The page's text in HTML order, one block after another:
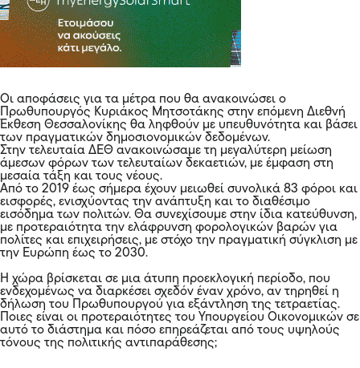
Οι αποφάσεις για τα μέτρα που θα ανακοινώσει ο
Πρωθυπουργός Κυριάκος Μητσοτάκης στην επόμενη Διεθνή
Έκθεση Θεσσαλονίκης θα ληφθούν με υπευθυνότητα και βάσει
των πραγματικών δημοσιονομικών δεδομένων.
Στην τελευταία ΔΕΘ ανακοινώσαμε τη μεγαλύτερη μείωση
άμεσων φόρων των τελευταίων δεκαετιών, με έμφαση στη
μεσαία τάξη και τους νέους.
Από το 2019 έως σήμερα έχουν μειωθεί συνολικά 83 φόροι και
εισφορές, ενισχύοντας την ανάπτυξη και το διαθέσιμο
εισόδημα των πολιτών. Θα συνεχίσουμε στην ίδια κατεύθυνση,
με προτεραιότητα την ελάφρυνση φορολογικών βαρών για
πολίτες και επιχειρήσεις, με στόχο την πραγματική σύγκλιση με
την Ευρώπη έως το 2030.
Η χώρα βρίσκεται σε μια άτυπη προεκλογική περίοδο, που
ενδεχομένως να διαρκέσει σχεδόν έναν χρόνο, αν τηρηθεί η
δήλωση του Πρωθυπουργού για εξάντληση της τετραετίας.
Ποιες είναι οι προτεραιότητες του Υπουργείου Οικονομικών σε
αυτό το διάστημα και πόσο επηρεάζεται από τους υψηλούς
τόνους της πολιτικής αντιπαράθεσης;